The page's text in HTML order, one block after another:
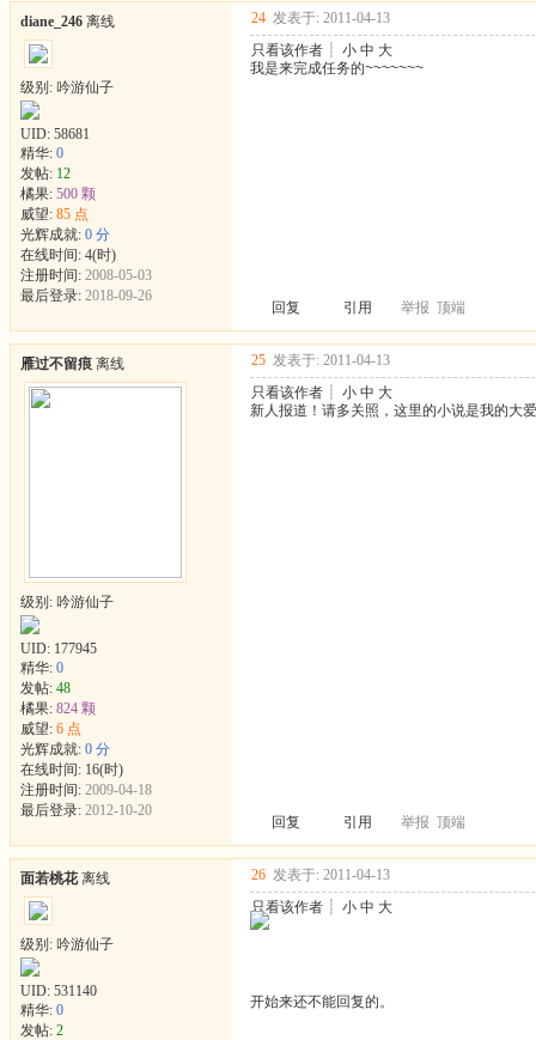
diane_246 离线
级别: 吟游仙子
UID: 58681
精华: 0
发帖: 12
橘果: 500 颗
威望: 85 点
光辉成就: 0 分
在线时间: 4(时)
注册时间: 2008-05-03
最后登录: 2018-09-26
24 发表于: 2011-04-13
只看该作者 ┊ 小 中 大
我是来完成任务的~~~~~~~
回复 引用 举报 顶端
雁过不留痕 离线
级别: 吟游仙子
UID: 177945
精华: 0
发帖: 48
橘果: 824 颗
威望: 6 点
光辉成就: 0 分
在线时间: 16(时)
注册时间: 2009-04-18
最后登录: 2012-10-20
25 发表于: 2011-04-13
只看该作者 ┊ 小 中 大
新人报道！请多关照，这里的小说是我的大
回复 引用 举报 顶端
面若桃花 离线
级别: 吟游仙子
UID: 531140
精华: 0
发帖: 2
26 发表于: 2011-04-13
只看该作者 ┊ 小 中 大
开始来还不能回复的。